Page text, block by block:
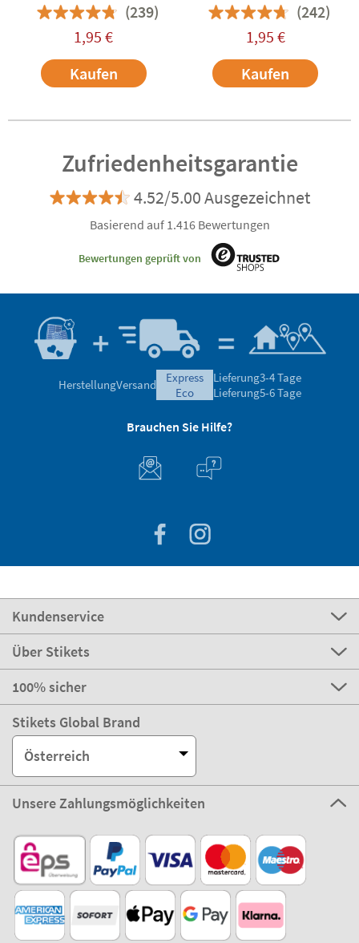
(239)
1,95 €
Kaufen
(242)
1,95 €
Kaufen
Zufriedenheitsgarantie
4.52/5.00 Ausgezeichnet
Basierend auf 1.416 Bewertungen
Bewertungen geprüft von
HerstellungVersand
express
eco
Lieferung3-4 Tage
Lieferung5-6 Tage
Brauchen Sie Hilfe?
Kundenservice
Über Stikets
100% sicher
Stikets Global Brand
Österreich
Unsere Zahlungsmöglichkeiten